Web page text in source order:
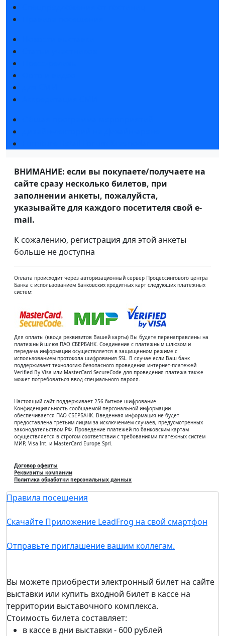
ВНИМАНИЕ: если вы покупаете/получаете на
сайте сразу несколько билетов, при
заполнении анкеты, пожалуйста,
указывайте для каждого посетителя свой e-
mail.
К сожалению, регистрация для этой анкеты
больше не доступна
Оплата происходит через авторизационный сервер Процессингового центра
Банка с использованием Банковских кредитных карт следующих платежных
систем:
Для оплаты (ввода реквизитов Вашей карты) Вы будете перенаправлены на
платежный шлюз ПАО СБЕРБАНК. Соединение с платежным шлюзом и
передача информации осуществляется в защищенном режиме с
использованием протокола шифрования SSL. В случае если Ваш банк
поддерживает технологию безопасного проведения интернет-платежей
Verified By Visa или MasterCard SecureCode для проведения платежа также
может потребоваться ввод специального пароля.
Настоящий сайт поддерживает 256-битное шифрование.
Конфиденциальность сообщаемой персональной информации
обеспечивается ПАО СБЕРБАНК. Введенная информация не будет
предоставлена третьим лицам за исключением случаев, предусмотренных
законодательством РФ. Проведение платежей по банковским картам
осуществляется в строгом соответствии с требованиями платежных систем
МИР, Visa Int. и MasterCard Europe Sprl.
Договор оферты
Реквизиты компании
Политика обработки персональных данных
Правила посещения
Скачайте Приложение LeadFrog на свой смартфон
Отправьте приглашение вашим коллегам.
Вы можете приобрести электронный билет на сайте
выставки или купить входной билет в кассе на
территории выставочного комплекса.
Стоимость билета составляет:
в кассе в дни выставки - 600 рублей